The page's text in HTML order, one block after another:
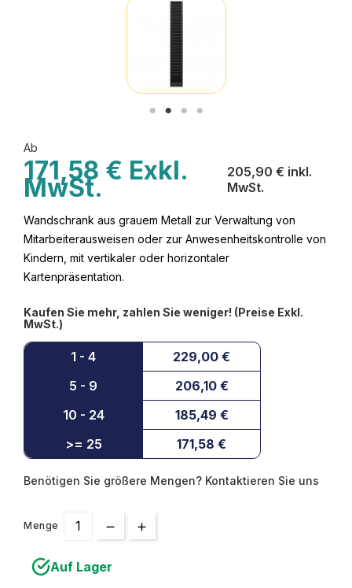
Ab
171,58 € Exkl.
MwSt.
205,90 € inkl.
MwSt.
Wandschrank aus grauem Metall zur Verwaltung von
Mitarbeiterausweisen oder zur Anwesenheitskontrolle von
Kindern, mit vertikaler oder horizontaler
Kartenpräsentation.
Kaufen Sie mehr, zahlen Sie weniger! (Preise Exkl.
MwSt.)
1 - 4
229,00 €
5 - 9
206,10 €
10 - 24
185,49 €
>= 25
171,58 €
Benötigen Sie größere Mengen? Kontaktieren Sie uns
Menge
Auf Lager